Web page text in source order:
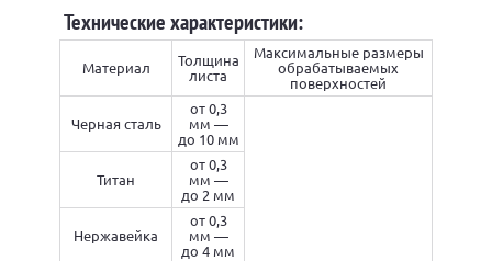
Технические характеристики:
Материал
Толщина
листа
Максимальные размеры
обрабатываемых
поверхностей
Черная сталь
от 0,3
мм —
до 10 мм
Титан
от 0,3
мм —
до 2 мм
Нержавейка
от 0,3
мм —
до 4 мм